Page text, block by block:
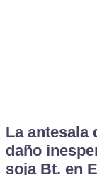
La antesala
daño
soja Bt. en